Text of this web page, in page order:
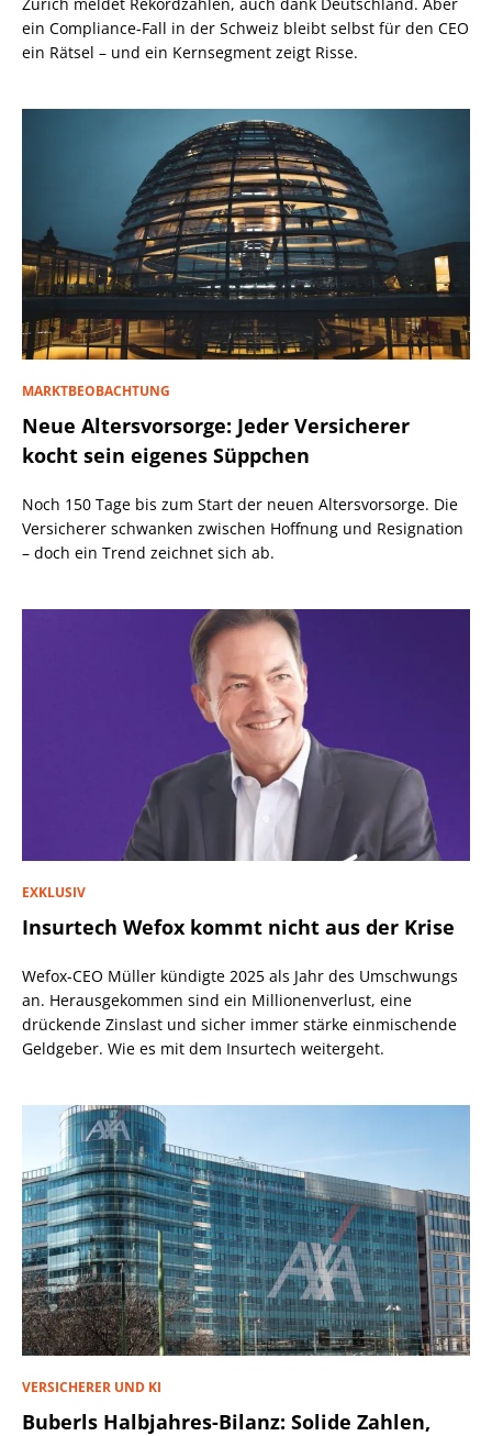
ein Compliance-Fall in der Schweiz bleibt selbst für den CEO
ein Rätsel – und ein Kernsegment zeigt Risse.
MARKTBEOBACHTUNG
Neue Altersvorsorge: Jeder Versicherer
kocht sein eigenes Süppchen
Noch 150 Tage bis zum Start der neuen Altersvorsorge. Die
Versicherer schwanken zwischen Hoffnung und Resignation
– doch ein Trend zeichnet sich ab.
EXKLUSIV
Insurtech Wefox kommt nicht aus der Krise
Wefox-CEO Müller kündigte 2025 als Jahr des Umschwungs
an. Herausgekommen sind ein Millionenverlust, eine
drückende Zinslast und sicher immer stärke einmischende
Geldgeber. Wie es mit dem Insurtech weitergeht.
VERSICHERER UND KI
Buberls Halbjahres-Bilanz: Solide Zahlen,